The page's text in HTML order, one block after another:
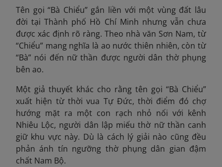
Tên gọi “Bà Chiểu” gắn liền với một vùng đất lâu
đời tại Thành phố Hồ Chí Minh nhưng vẫn chưa
được xác định rõ ràng. Theo nhà văn Sơn Nam, từ
“Chiểu” mang nghĩa là ao nước thiên nhiên, còn từ
“Bà” nói đến nữ thần được người dân thờ phụng
bên ao.
Một giả thuyết khác cho rằng tên gọi “Bà Chiểu”
xuất hiện từ thời vua Tự Đức, thời điểm đó chợ
hướng mặt ra một con rạch nhỏ nối với kênh
Nhiêu Lộc, người dân lập miếu thờ nữ thần canh
giữ khu vực này. Dù là cách lý giải nào cũng đều
phản ánh tín ngưỡng thờ phụng dân gian đậm
chất Nam Bộ.